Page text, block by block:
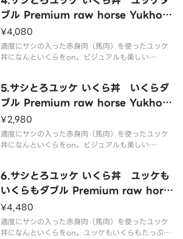
ブル Premium raw horse Yukhoe
Rice Bowl with Salmon Roe （D
ouble Yukhoe）
¥4,080
適度にサシの入った赤身肉（馬肉）を使ったユッケ
丼になんといくらをon。ビジュアルも美しい
5.サシとろユッケ いくら丼 いくらダ
ブル Premium raw horse Yukhoe
Rice Bowl with Double Salmon
Roe
¥2,980
適度にサシの入った赤身肉（馬肉）を使ったユッケ
丼になんといくらをon。ビジュアルも美しい
6.サシとろユッケ いくら丼 ユッケも
いくらもダブル Premium raw hors
e Yukhoe Rice Bowl with Double
Salmon Roe and Yukhoe
¥4,480
適度にサシの入った赤身肉（馬肉）を使ったユッケ
丼になんといくらをon。ユッケもいくらもたっぷり